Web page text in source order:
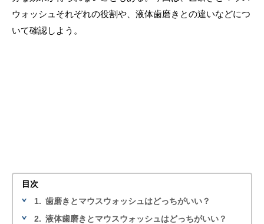
ウォッシュそれぞれの役割や、液体歯磨きとの違いなどにつ
いて確認しよう。
目次
1. 歯磨きとマウスウォッシュはどっちがいい？
2. 液体歯磨きとマウスウォッシュはどっちがいい？